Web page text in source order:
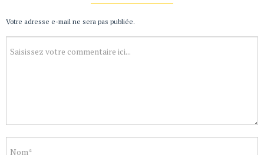
Votre adresse e-mail ne sera pas publiée.